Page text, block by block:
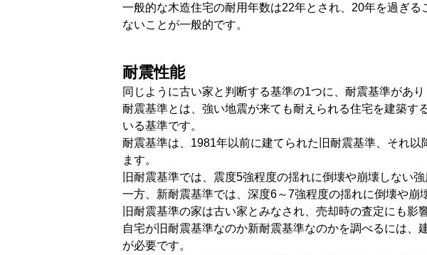
一般的な木造住宅の耐用年数は22年とされ、20年を過ぎ
ないことが一般的です。
耐震性能
同じように古い家と判断する基準の1つに、耐震基準があり
耐震基準とは、強い地震が来ても耐えられる住宅を建築す
いる基準です。
耐震基準は、1981年以前に建てられた旧耐震基準、それ
ます。
旧耐震基準では、震度5強程度の揺れに倒壊や崩壊しない
一方、新耐震基準では、深度6～7強程度の揺れに倒壊や崩
旧耐震基準の家は古い家とみなされ、売却時の査定にも影
自宅が旧耐震基準なのか新耐震基準なのかを調べるには、
が必要です。